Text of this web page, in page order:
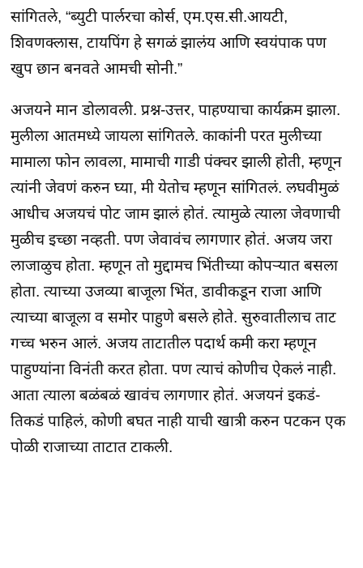
सांगितले, “ब्युटी पार्लरचा कोर्स, एम.एस.सी.आयटी,
शिवणक्लास, टायपिंग हे सगळं झालंय आणि स्वयंपाक पण
खुप छान बनवते आमची सोनी.”
अजयने मान डोलावली. प्रश्न-उत्तर, पाहण्याचा कार्यक्रम झाला.
मुलीला आतमध्ये जायला सांगितले. काकांनी परत मुलीच्या
मामाला फोन लावला, मामाची गाडी पंक्चर झाली होती, म्हणून
त्यांनी जेवणं करुन घ्या, मी येतोच म्हणून सांगितलं. लघवीमुळं
आधीच अजयचं पोट जाम झालं होतं. त्यामुळे त्याला जेवणाची
मुळीच इच्छा नव्हती. पण जेवावंच लागणार होतं. अजय जरा
लाजाळुच होता. म्हणून तो मुद्दामच भिंतीच्या कोपऱ्यात बसला
होता. त्याच्या उजव्या बाजूला भिंत, डावीकडून राजा आणि
त्याच्या बाजूला व समोर पाहुणे बसले होते. सुरुवातीलाच ताट
गच्च भरुन आलं. अजय ताटातील पदार्थ कमी करा म्हणून
पाहुण्यांना विनंती करत होता. पण त्याचं कोणीच ऐकलं नाही.
आता त्याला बळंबळं खावंच लागणार होतं. अजयनं इकडं-
तिकडं पाहिलं, कोणी बघत नाही याची खात्री करुन पटकन एक
पोळी राजाच्या ताटात टाकली.